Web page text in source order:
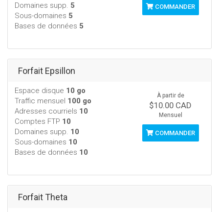
Domaines supp. 5
Sous-domaines 5
Bases de données 5
COMMANDER
Forfait Epsillon
Espace disque 10 go
Traffic mensuel 100 go
Adresses courriels 10
Comptes FTP 10
Domaines supp. 10
Sous-domaines 10
Bases de données 10
À partir de
$10.00 CAD
Mensuel
COMMANDER
Forfait Theta